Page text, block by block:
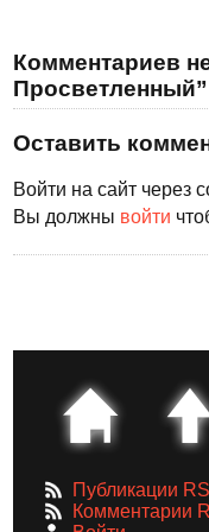
Комментариев
Просветленный”
Оставить
Войти на сайт через
Вы должны войти
Публикации
Комментарии